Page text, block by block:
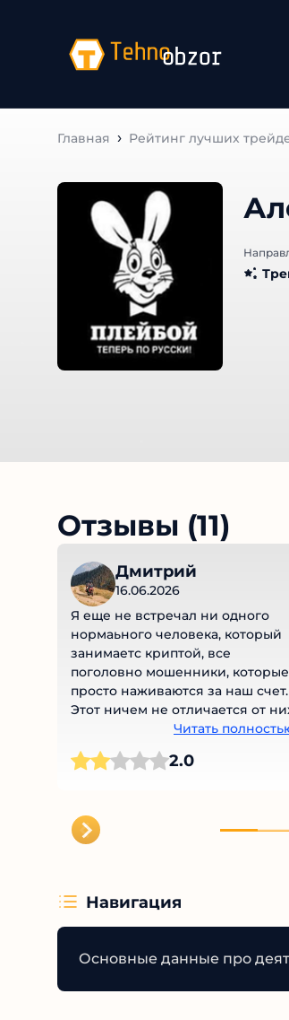
Главная Рейтинг лучших
Отзывы (11)
Дмитрий
16.06.2026
Я еще не встречал ни одного
нормаьного человека, который
занимаетс криптой, все
поголовно мошенники, которые
просто наживаются за наш счет.
Этот ничем не отличается от
Читать
2.0
Навигация
Основные данные про